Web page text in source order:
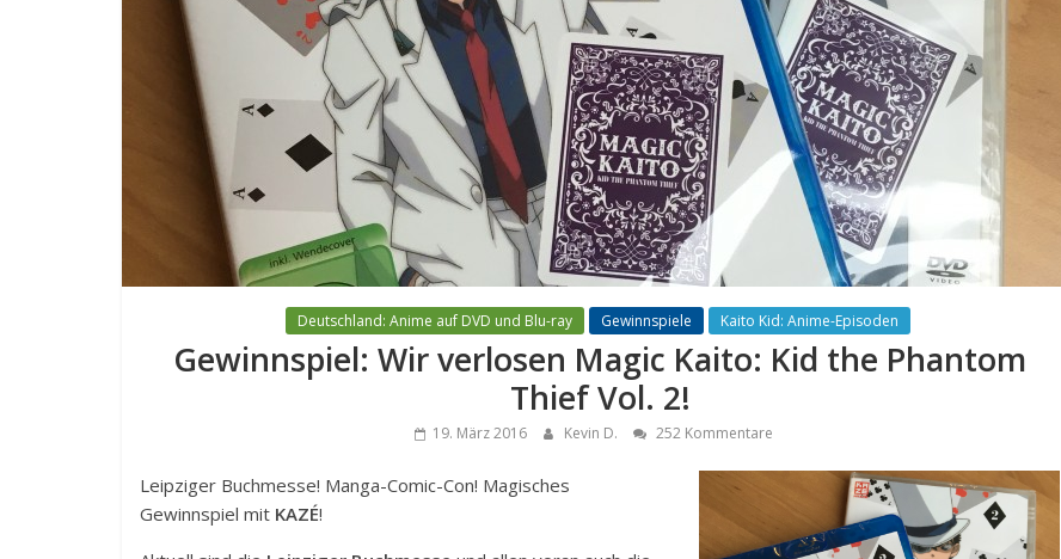
Deutschland: Anime auf DVD und Blu-ray Gewinnspiele Kaito Kid: Anime-Episoden
Gewinnspiel: Wir verlosen Magic Kaito: Kid the Phantom
Thief Vol. 2!
19. März 2016 Kevin D. 252 Kommentare
Leipziger Buchmesse! Manga-Comic-Con! Magisches
Gewinnspiel mit KAZÉ!